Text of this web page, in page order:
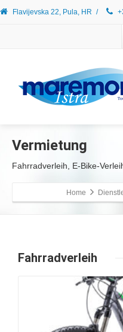
Flavijevska 22, Pula, HR /
Vermietung
Fahrradverleih, E-Bike-
Home
Fahrradverleih